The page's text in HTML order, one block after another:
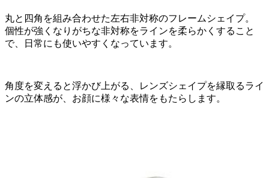
丸と四角を組み合わせた左右非対称のフレームシェイプ。
個性が強くなりがちな非対称をラインを柔らかくすること
で、日常にも使いやすくなっています。
角度を変えると浮かび上がる、レンズシェイプを縁取るライ
ンの立体感が、お顔に様々な表情をもたらします。